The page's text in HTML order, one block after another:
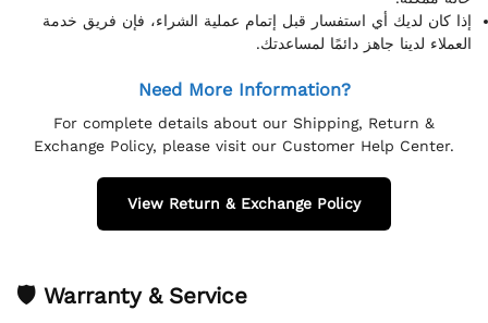
إذا كان لديك أي استفسار قبل إتمام عملية الشراء، فإن فريق خدمة
العملاء لدينا جاهز دائمًا لمساعدتك.
Need More Information?
For complete details about our Shipping, Return &
Exchange Policy, please visit our Customer Help Center.
View Return & Exchange Policy
🛡 Warranty & Service